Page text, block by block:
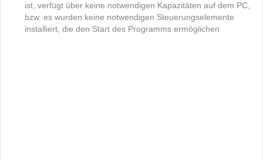
ist, verfügt über keine notwendigen Kapazitäten auf dem PC,
bzw. es wurden keine notwendigen Steuerungselemente
installiert, die den Start des Programms ermöglichen